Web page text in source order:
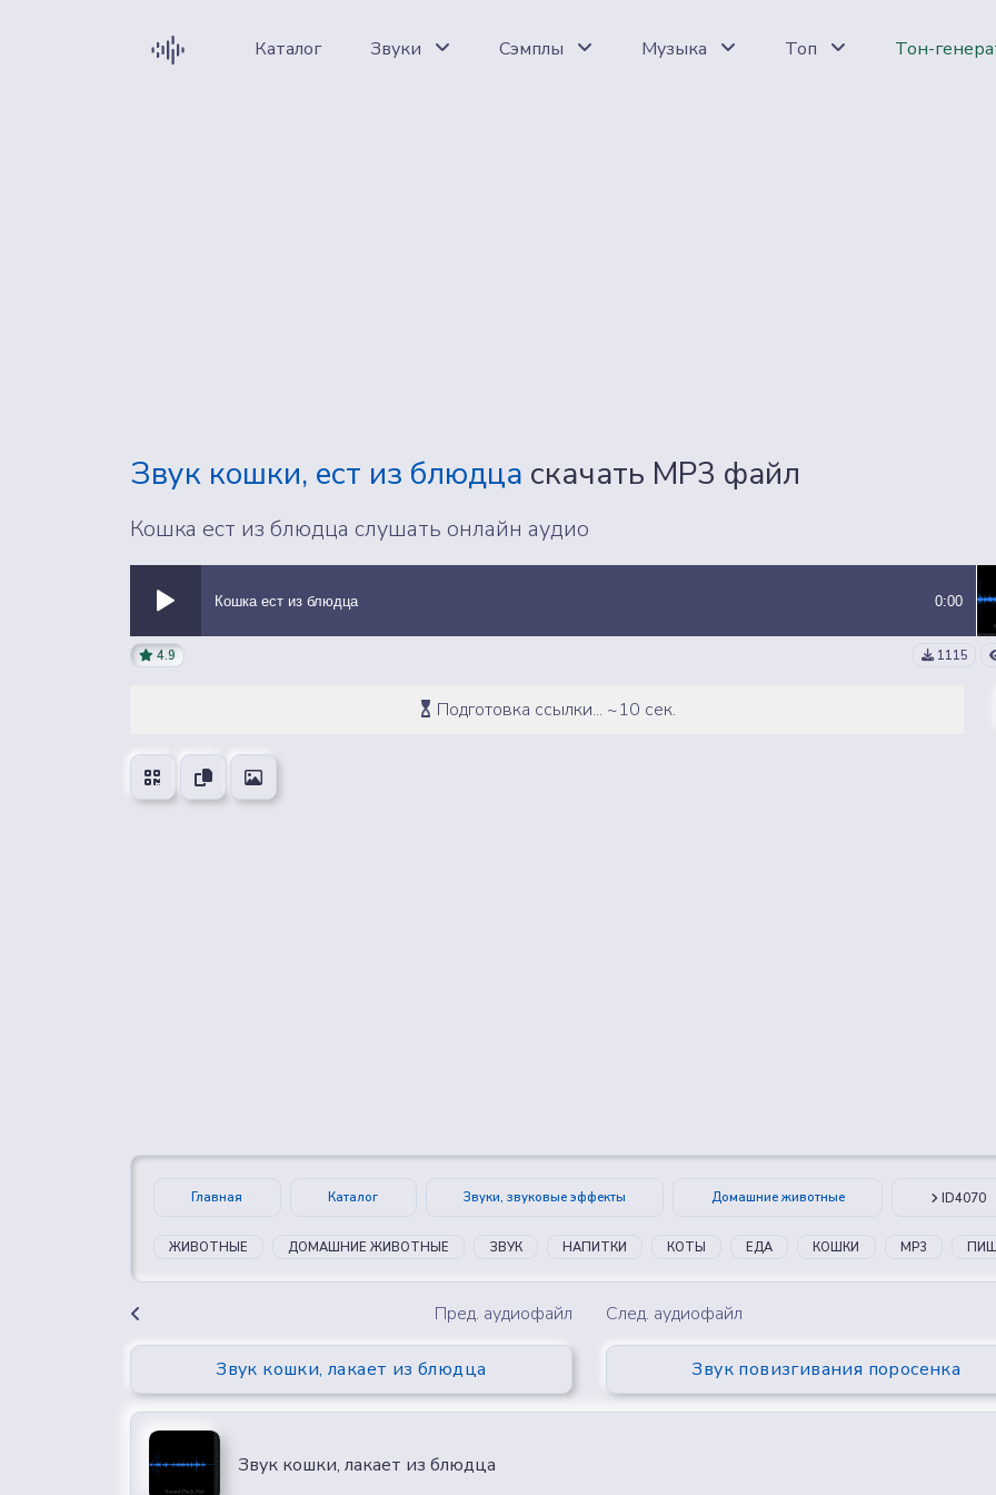
Каталог Звуки Сэмплы Музыка Топ Тон-
Звук кошки, ест из блюдца скачать MP3 файл
Кошка ест из блюдца слушать онлайн аудио
Кошка ест из блюдца 0:00
4.9 1115
Подготовка ссылки... ~10 сек.
Главная Каталог Звуки, звуковые эффекты Домашние животные ID4070
ЖИВОТНЫЕ ДОМАШНИЕ ЖИВОТНЫЕ ЗВУК НАПИТКИ КОТЫ ЕДА КОШКИ MP3
Пред. аудиофайл
Звук кошки, лакает из блюдца
След. аудиофайл
Звук повизгивания поросенка
Звук кошки, лакает из блюдца